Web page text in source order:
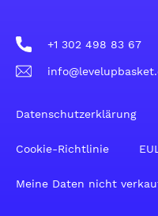
+1 302 498 83 67
Datenschutzerklärung
Cookie-Richtlinie
Meine Daten nicht